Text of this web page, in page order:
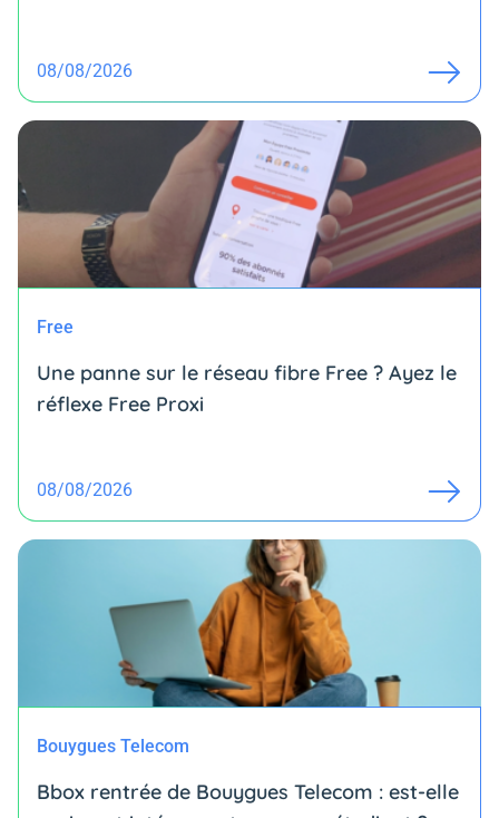
08/08/2026
Free
Une panne sur le réseau fibre Free ? Ayez le
réflexe Free Proxi
08/08/2026
Bouygues Telecom
Bbox rentrée de Bouygues Telecom : est-elle